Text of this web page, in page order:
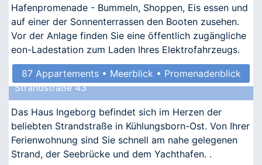
Hafenpromenade - Bummeln, Shoppen, Eis essen und
auf einer der Sonnenterrassen den Booten zusehen.
Vor der Anlage finden Sie eine öffentlich zugängliche
eon-Ladestation zum Laden Ihres Elektrofahrzeugs.
87 Appartements • Meerblick • Promenadenblick
• Kindgerecht • Barrierefrei
Strandstraße 43
Das Haus Ingeborg befindet sich im Herzen der
beliebten Strandstraße in Kühlungsborn-Ost. Von Ihrer
Ferienwohnung sind Sie schnell am nahe gelegenen
Strand, der Seebrücke und dem Yachthafen. .